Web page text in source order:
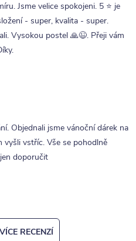
Jsme velice spokojeni. 5 ⭐ je
- super, kvalita - super.
Vysokou postel 🙏😉. Přeji vám
Objednali jsme vánoční dárek na
vyšli vstříc. Vše se pohodlně
doporučit
RECENZÍ